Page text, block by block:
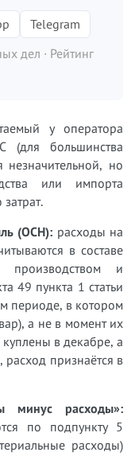
Telegram
дел · Рейтинг
у оператора
большинства
незначительной, но
или импорта
(ОСН): расходы на
в составе
производством и
49 пункта 1 статьи
периоде, в котором
а не в момент их
в декабре, а
признаётся в
минус расходы»:
по подпункту 5
расходы)